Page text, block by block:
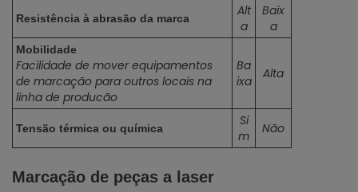
Resistência à abrasão da marca
Alt
a
Baix
a
Mobilidade
Facilidade de mover equipamentos
de marcação para outros locais na
linha de producão
Ba
ixa
Alta
Tensão térmica ou química
Si
m
Não
Marcação de peças a laser